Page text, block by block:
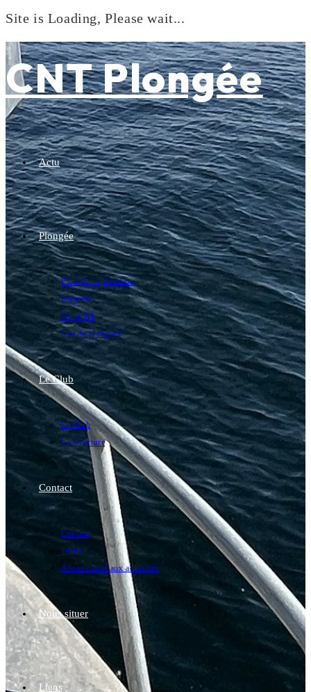
Site is Loading, Please wait...
to
content
CNT Plongée
Actu
Plongée
Plongée exploration
Baptême
N1 et N2
Site de plongées
Le Club
Le Club
La structure
Contact
Contact
Tarifs
Abonnement aux actualités
Nous situer
Liens